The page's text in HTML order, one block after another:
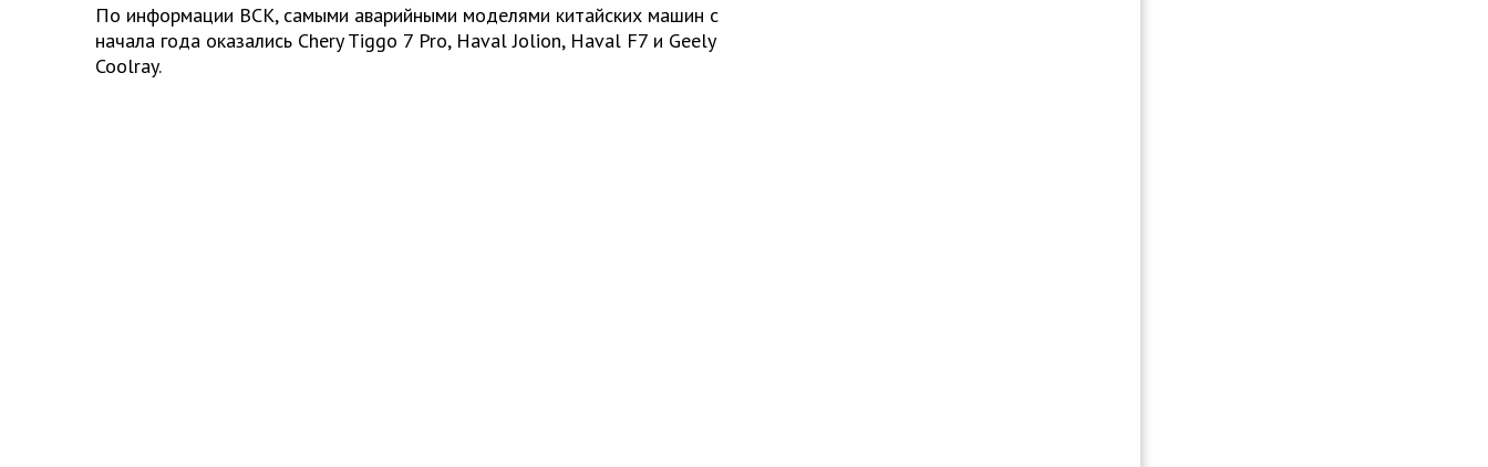
По информации ВСК, самыми аварийными моделями китайских машин с
начала года оказались Chery Tiggo 7 Pro, Haval Jolion, Haval F7 и Geely
Coolray.